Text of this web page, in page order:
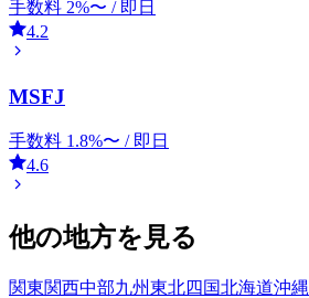
手数料 2%〜 / 即日
4.2
MSFJ
手数料 1.8%〜 / 即日
4.6
他の地方を見る
関東関西中部九州東北四国北海道沖縄